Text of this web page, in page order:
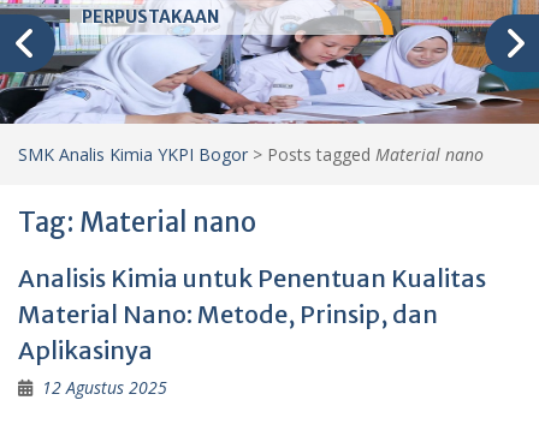
PERPUSTAKAAN
SMK Analis Kimia YKPI Bogor > Posts tagged Material nano
Tag: Material nano
Analisis Kimia untuk Penentuan Kualitas
Material Nano: Metode, Prinsip, dan
Aplikasinya
12 Agustus 2025